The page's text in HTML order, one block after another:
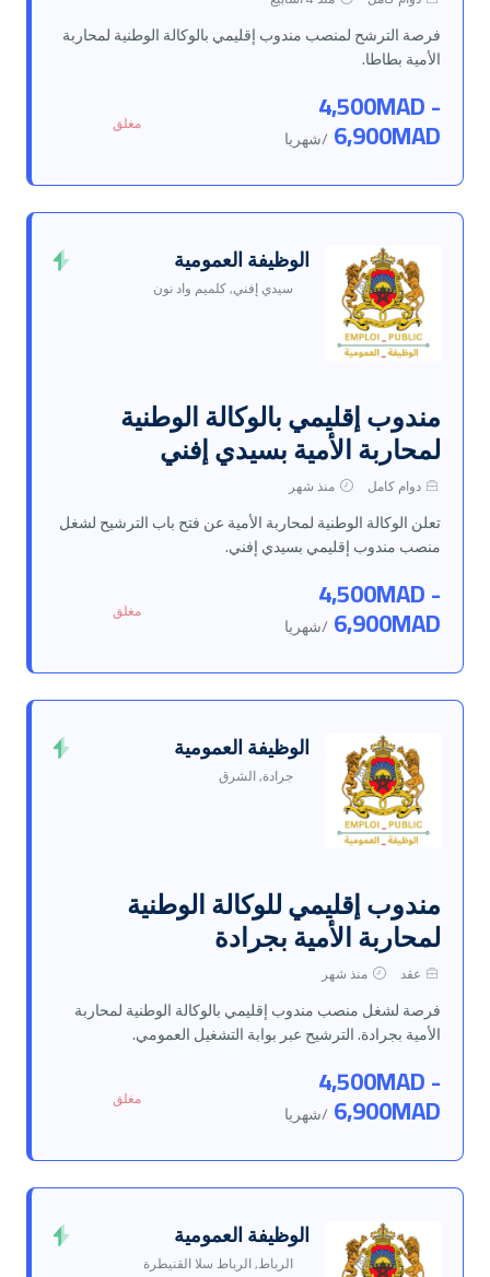
فرصة الترشح لمنصب مندوب إقليمي بالوكالة الوطنية لمحاربة
الأمية بطاطا.
4,500MAD -
6,900MAD /شهريا
مغلق
الوظيفة العمومية
سيدي إفني, كلميم واد نون
مندوب إقليمي بالوكالة الوطنية
لمحاربة الأمية بسيدي إفني
دوام كامل منذ شهر
تعلن الوكالة الوطنية لمحاربة الأمية عن فتح باب الترشيح لشغل
منصب مندوب إقليمي بسيدي إفني.
4,500MAD -
6,900MAD /شهريا
مغلق
الوظيفة العمومية
جرادة, الشرق
مندوب إقليمي للوكالة الوطنية
لمحاربة الأمية بجرادة
عقد منذ شهر
فرصة لشغل منصب مندوب إقليمي بالوكالة الوطنية لمحاربة
الأمية بجرادة. الترشيح عبر بوابة التشغيل العمومي.
4,500MAD -
6,900MAD /شهريا
مغلق
الوظيفة العمومية
الرباط, الرباط سلا القنيطرة